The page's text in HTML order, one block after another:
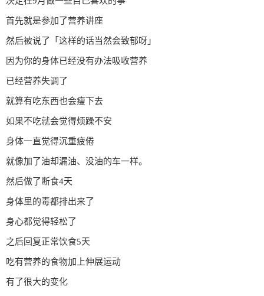
首先就是参加了营养讲座
然后被说了「这样的话当然会致郁呀」
因为你的身体已经没有办法吸收营养
已经营养失调了
就算有吃东西也会瘦下去
如果不吃就会觉得烦躁不安
身体一直觉得沉重疲倦
就像加了油却漏油、没油的车一样。
然后做了断食4天
身体里的毒都排出来了
身心都觉得轻松了
之后回复正常饮食5天
吃有营养的食物加上伸展运动
有了很大的变化